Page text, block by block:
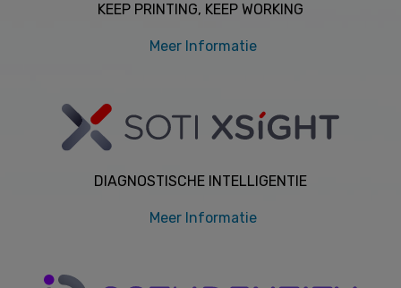
KEEP PRINTING, KEEP WORKING
Meer Informatie
DIAGNOSTISCHE INTELLIGENTIE
Meer Informatie